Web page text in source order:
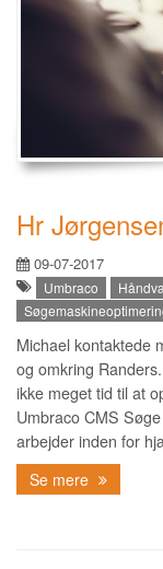
Hr
09-07-2017
Umbraco
Michael kontaktede
og omkring
ikke meget tid til at
Umbraco CMS
arbejder inden for
Se mere